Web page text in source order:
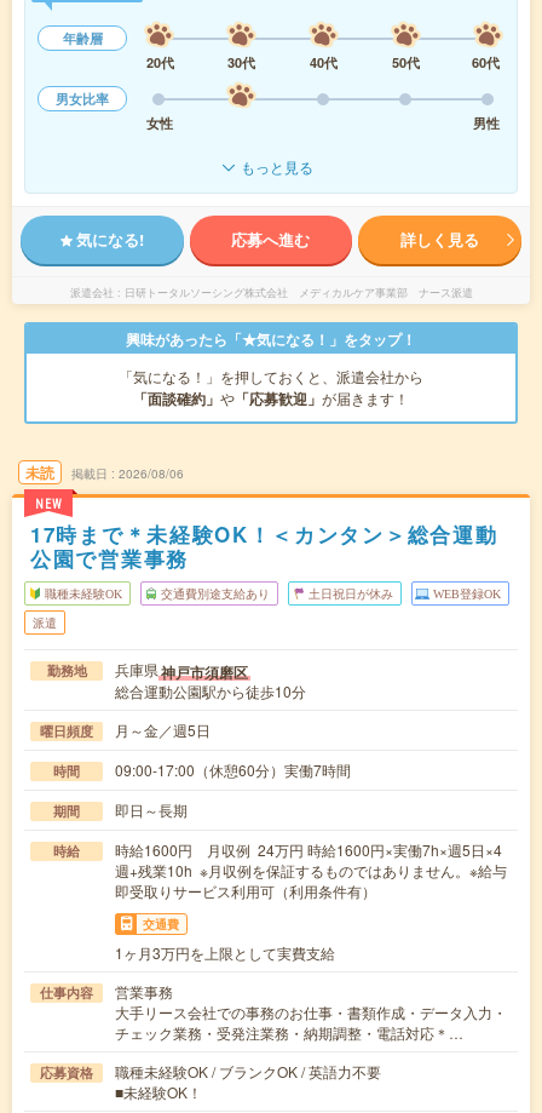
年齢層
20代
30代 40代 50代
60代
男女比率
女性
男性
もっと見る
気になる! 応募へ進む 詳しく見る
派遣会社 日研トータルソーシング株式会社 メディカルケア事業部 ナース派遣
興味があったら「★気になる！」をタップ！
「気になる！」を押しておくと、派遣会社から
「面談確約」 や 「応募歓迎」 が届きます！
未読
NEW
掲載日 2026/08/06
17時まで＊未経験OK！＜カンタン＞総合運動
公園で営業事務
職種未経験OK 交通費別途支給あり 土日祝日が休み WEB登録OK
派遣
勤務地 兵庫県神戸市須磨区
総合運動公園駅から徒歩10分
曜日頻度 月～金／週5日
時間 09:00-17:00（休憩60分）実働7時間
期間 即日～長期
時給
時給1600円 月収例 24万円 時給1600円×実働7h×週5日×4
週+残業10h ※月収例を保証するものではありません。※給与
即受取りサービス利用可（利用条件有）
交通費
1ヶ月3万円を上限として実費支給
仕事内容
営業事務
大手リース会社での事務のお仕事・書類作成・データ入力・
チェック業務・受発注業務・納期調整・電話対応＊…
応募資格
職種未経験OK / ブランクOK / 英語力不要
■未経験OK！